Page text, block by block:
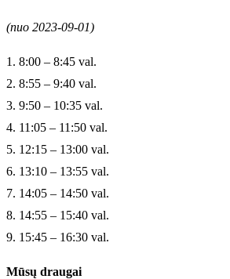
(nuo 2023-09-01)
1. 8:00 – 8:45 val.
2. 8:55 – 9:40 val.
3. 9:50 – 10:35 val.
4. 11:05 – 11:50 val.
5. 12:15 – 13:00 val.
6. 13:10 – 13:55 val.
7. 14:05 – 14:50 val.
8. 14:55 – 15:40 val.
9. 15:45 – 16:30 val.
Mūsų draugai